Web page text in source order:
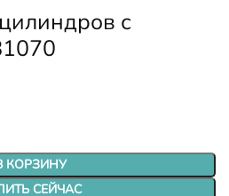
с
КОРЗИНУ
СЕЙЧАС